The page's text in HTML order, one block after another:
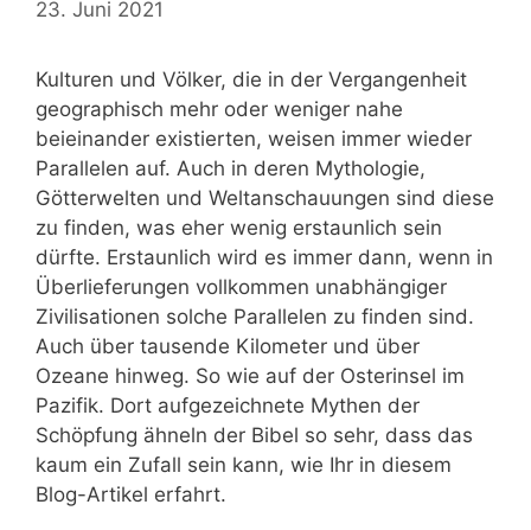
23. Juni 2021
Kulturen und Völker, die in der Vergangenheit
geographisch mehr oder weniger nahe
beieinander existierten, weisen immer wieder
Parallelen auf. Auch in deren Mythologie,
Götterwelten und Weltanschauungen sind diese
zu finden, was eher wenig erstaunlich sein
dürfte. Erstaunlich wird es immer dann, wenn in
Überlieferungen vollkommen unabhängiger
Zivilisationen solche Parallelen zu finden sind.
Auch über tausende Kilometer und über
Ozeane hinweg. So wie auf der Osterinsel im
Pazifik. Dort aufgezeichnete Mythen der
Schöpfung ähneln der Bibel so sehr, dass das
kaum ein Zufall sein kann, wie Ihr in diesem
Blog-Artikel erfahrt.